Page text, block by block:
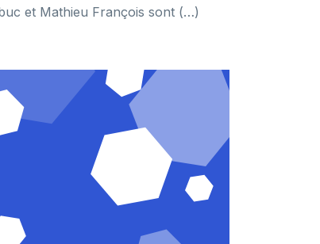
et Mathieu François sont (…)